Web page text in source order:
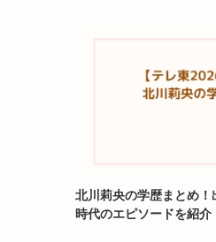
北川莉央の学歴まとめ
時代のエピソードを紹介